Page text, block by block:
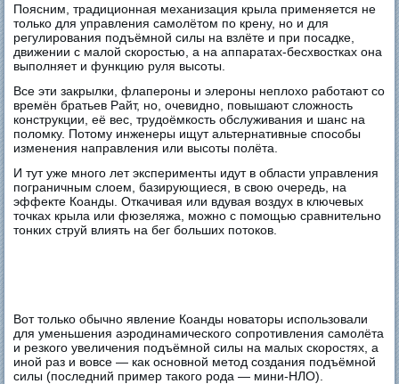
Поясним, традиционная механизация крыла применяется не
только для управления самолётом по крену, но и для
регулирования подъёмной силы на взлёте и при посадке,
движении с малой скоростью, а на аппаратах-бесхвостках она
выполняет и функцию руля высоты.
Все эти закрылки, флапероны и элероны неплохо работают со
времён братьев Райт, но, очевидно, повышают сложность
конструкции, её вес, трудоёмкость обслуживания и шанс на
поломку. Потому инженеры ищут альтернативные способы
изменения направления или высоты полёта.
И тут уже много лет эксперименты идут в области управления
пограничным слоем, базирующиеся, в свою очередь, на
эффекте Коанды. Откачивая или вдувая воздух в ключевых
точках крыла или фюзеляжа, можно с помощью сравнительно
тонких струй влиять на бег больших потоков.
Вот только обычно явление Коанды новаторы использовали
для уменьшения аэродинамического сопротивления самолёта
и резкого увеличения подъёмной силы на малых скоростях, а
иной раз и вовсе — как основной метод создания подъёмной
силы (последний пример такого рода — мини-НЛО).